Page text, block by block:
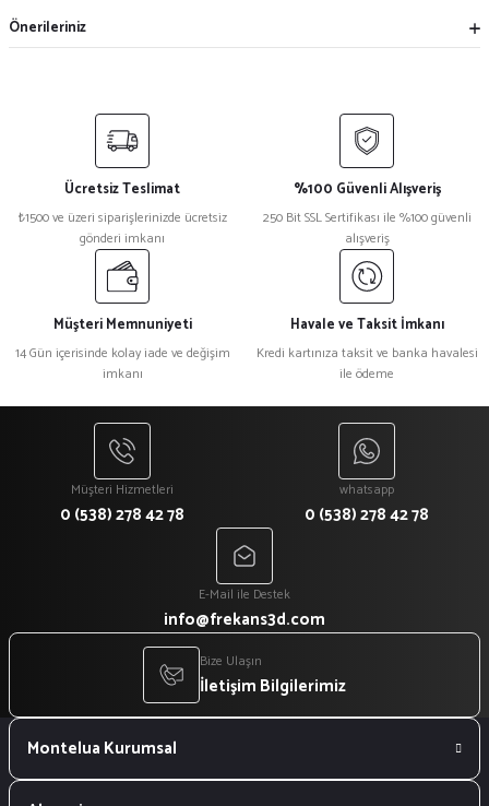
Önerileriniz
Ücretsiz Teslimat
₺1500 ve üzeri siparişlerinizde ücretsiz
gönderi imkanı
%100 Güvenli Alışveriş
250 Bit SSL Sertifikası ile %100 güvenli
alışveriş
Müşteri Memnuniyeti
14 Gün içerisinde kolay iade ve değişim
imkanı
Havale ve Taksit İmkanı
Kredi kartınıza taksit ve banka havalesi
ile ödeme
Müşteri Hizmetleri
0 (538) 278 42 78
whatsapp
0 (538) 278 42 78
E-Mail ile Destek
info@frekans3d.com
Bize Ulaşın
İletişim Bilgilerimiz
Montelua Kurumsal